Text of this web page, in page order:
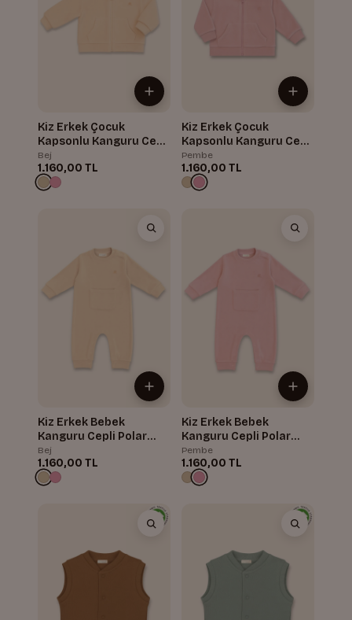
Kiz Erkek Çocuk
Kapsonlu Kanguru Cepli
Polar Ceket
Bej
1.160,00 TL
Kiz Erkek Çocuk
Kapsonlu Kanguru Cepli
Polar Ceket
Pembe
1.160,00 TL
Kiz Erkek Bebek
Kanguru Cepli Polar
Tulum
Bej
1.160,00 TL
Kiz Erkek Bebek
Kanguru Cepli Polar
Tulum
Pembe
1.160,00 TL